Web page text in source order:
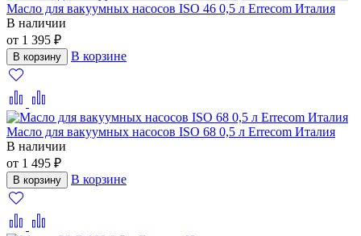
Масло для вакуумных насосов ISO 46 0,5 л Errecom Италия
В наличии
от 1 395 ₽
В корзину В корзине
Масло для вакуумных насосов ISO 68 0,5 л Errecom Италия
В наличии
от 1 495 ₽
В корзину В корзине